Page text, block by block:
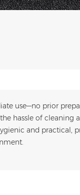
use—no prior
hassle of cleaning
and practical,